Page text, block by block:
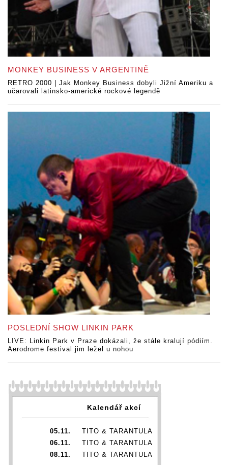
MONKEY BUSINESS V ARGENTINĚ
RETRO 2000 | Jak Monkey Business dobyli Jižní Ameriku a
učarovali latinsko-americké rockové legendě
POSLEDNÍ SHOW LINKIN PARK
LIVE: Linkin Park v Praze dokázali, že stále kralují pódiím.
Aerodrome festival jim ležel u nohou
Kalendář akcí
05.11.
TITO & TARANTULA
06.11.
TITO & TARANTULA
08.11.
TITO & TARANTULA